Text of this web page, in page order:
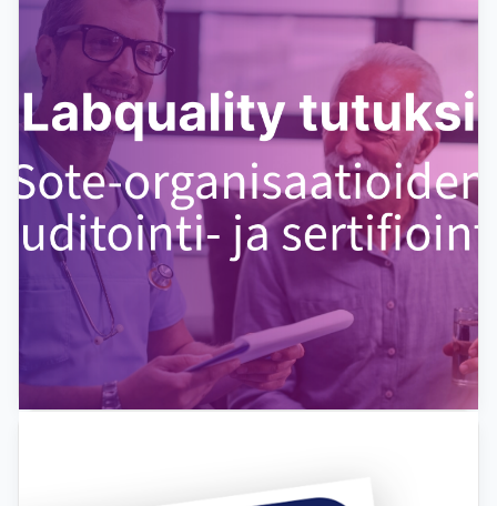
säteilynkäyttöä työyhteisössäsi
Labquality järjestää säteilynkäytön sisäisen
kliinisen auditoinnin koulutuksia, joissa saat
kattavat tiedot kliinisten...